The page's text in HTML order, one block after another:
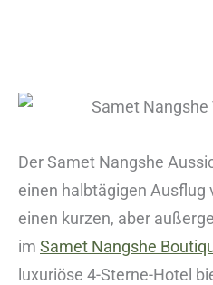
Der Samet Nangshe
einen halbtägigen Ausflug
einen kurzen, aber
im Samet Nangshe
luxuriöse 4-Sterne-Hotel